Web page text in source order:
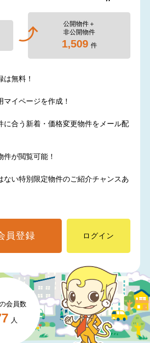
会員数
人
公開物件＋
非公開物件
1,509 件
は無料！
マイページを作成！
に合う新着・価格変更物件をメール配
件が閲覧可能！
ない特別限定物件のご紹介チャンスあ
員登録 ログイン